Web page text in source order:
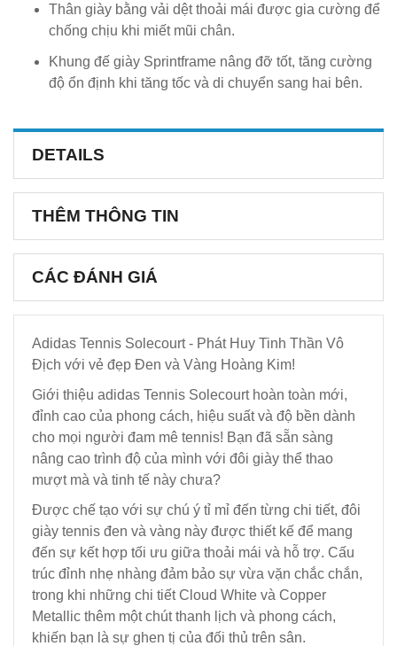
Thân giày bằng vải dệt thoải mái được gia cường để
chống chịu khi miết mũi chân.
Khung đế giày Sprintframe nâng đỡ tốt, tăng cường
độ ổn định khi tăng tốc và di chuyển sang hai bên.
DETAILS
THÊM THÔNG TIN
CÁC ĐÁNH GIÁ
Adidas Tennis Solecourt - Phát Huy Tinh Thần Vô
Địch với vẻ đẹp Đen và Vàng Hoàng Kim!
Giới thiệu adidas Tennis Solecourt hoàn toàn mới,
đỉnh cao của phong cách, hiệu suất và độ bền dành
cho mọi người đam mê tennis! Bạn đã sẵn sàng
nâng cao trình độ của mình với đôi giày thể thao
mượt mà và tinh tế này chưa?
Được chế tạo với sự chú ý tỉ mỉ đến từng chi tiết, đôi
giày tennis đen và vàng này được thiết kế để mang
đến sự kết hợp tối ưu giữa thoải mái và hỗ trợ. Cấu
trúc đỉnh nhẹ nhàng đảm bảo sự vừa vặn chắc chắn,
trong khi những chi tiết Cloud White và Copper
Metallic thêm một chút thanh lịch và phong cách,
khiến bạn là sự ghen tị của đối thủ trên sân.